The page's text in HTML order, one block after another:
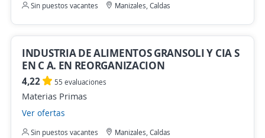
Sin puestos vacantes Manizales, Caldas
INDUSTRIA DE ALIMENTOS GRANSOLI Y CIA S
EN C A. EN REORGANIZACION
4,22 55 evaluaciones
Materias Primas
Ver ofertas
Sin puestos vacantes Manizales, Caldas